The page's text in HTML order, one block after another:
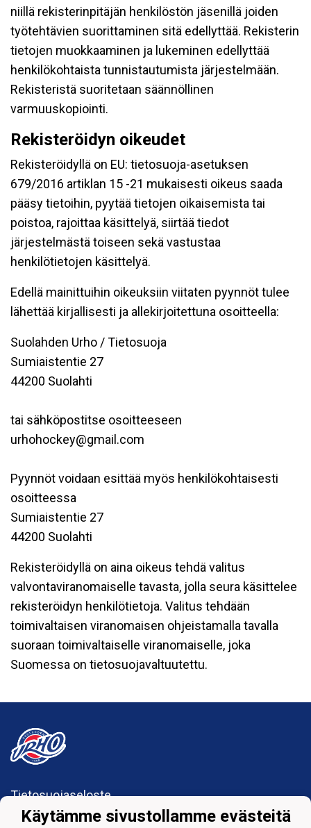
niillä rekisterinpitäjän henkilöstön jäsenillä joiden
työtehtävien suorittaminen sitä edellyttää. Rekisterin
tietojen muokkaaminen ja lukeminen edellyttää
henkilökohtaista tunnistautumista järjestelmään.
Rekisteristä suoritetaan säännöllinen
varmuuskopiointi.
Rekisteröidyn oikeudet
Rekisteröidyllä on EU: tietosuoja-asetuksen
679/2016 artiklan 15 -21 mukaisesti oikeus saada
pääsy tietoihin, pyytää tietojen oikaisemista tai
poistoa, rajoittaa käsittelyä, siirtää tiedot
järjestelmästä toiseen sekä vastustaa
henkilötietojen käsittelyä.
Edellä mainittuihin oikeuksiin viitaten pyynnöt tulee
lähettää kirjallisesti ja allekirjoitettuna osoitteella:
Suolahden Urho / Tietosuoja
Sumiaistentie 27
44200 Suolahti
tai sähköpostitse osoitteeseen
urhohockey@gmail.com
Pyynnöt voidaan esittää myös henkilökohtaisesti
osoitteessa
Sumiaistentie 27
44200 Suolahti
Rekisteröidyllä on aina oikeus tehdä valitus
valvontaviranomaiselle tavasta, jolla seura käsittelee
rekisteröidyn henkilötietoja. Valitus tehdään
toimivaltaisen viranomaisen ohjeistamalla tavalla
suoraan toimivaltaiselle viranomaiselle, joka
Suomessa on tietosuojavaltuutettu.
Tietosuojaseloste
Käytämme sivustollamme evästeitä